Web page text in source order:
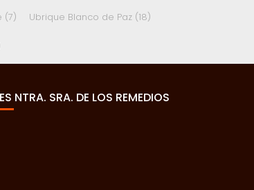
(7) Ubrique Blanco de Paz(18)
NTRA. SRA. DE LOS REMEDIOS